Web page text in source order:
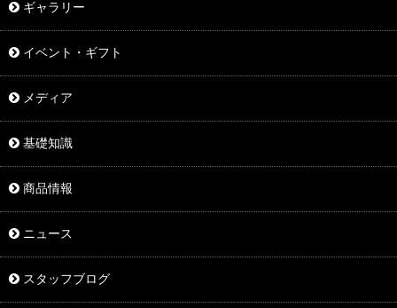
ギャラリー
イベント・ギフト
メディア
基礎知識
商品情報
ニュース
スタッフブログ